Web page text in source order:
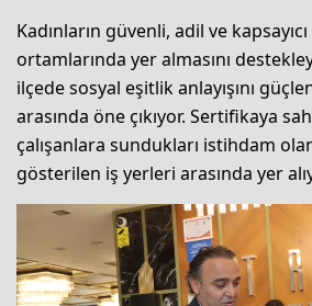
Kadınların güvenli, adil ve kapsayıcı
ortamlarında yer almasını
ilçede sosyal eşitlik anlayışını
arasında öne çıkıyor. Sertifikaya
çalışanlara sundukları istihdam
gösterilen iş yerleri arasında yer